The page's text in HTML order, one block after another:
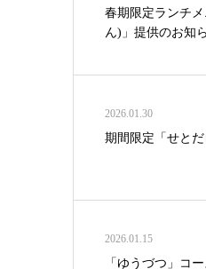
春期限定ランチ
ん)」提供のお知
2026.01.30
期間限定「せと
2026.01.15
「ゆうづつ」コ